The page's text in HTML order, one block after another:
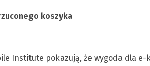
koszyka
Institute pokazują, że wygoda dla